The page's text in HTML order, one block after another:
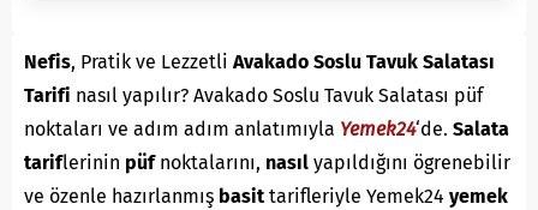
Nefis, Pratik ve Lezzetli Avakado Soslu Tavuk Salatası
Tarifi nasıl yapılır? Avakado Soslu Tavuk Salatası püf
noktaları ve adım adım anlatımıyla Yemek24‘de. Salata
tariflerinin püfnoktalarını, nasıl yapıldığını ögrenebilir
ve özenle hazırlanmış basittarifleriyle Yemek24 yemek